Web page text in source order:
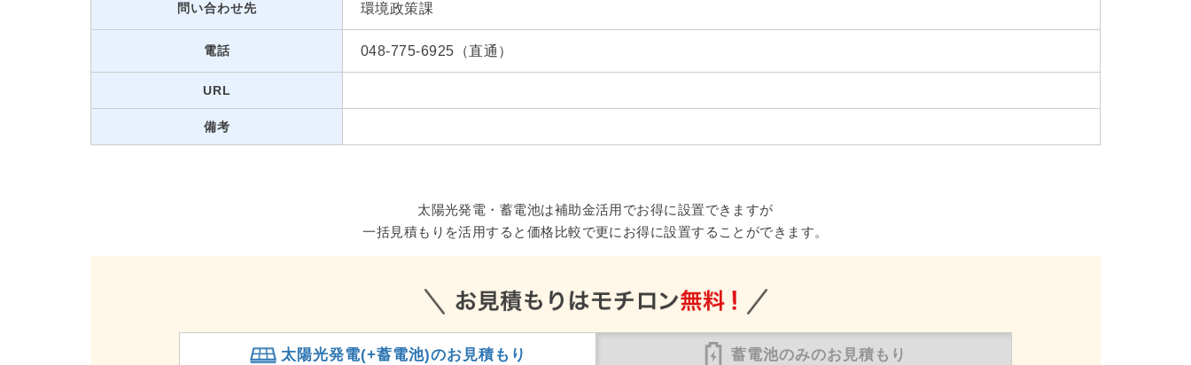
問い合わせ先 環境政策課
電話 048-775-6925（直通）
URL
備考
太陽光発電・蓄電池は補助金活用でお得に設置できますが
一括見積もりを活用すると価格比較で更にお得に設置することができます。
太陽光発電(+蓄電池)のお見積もり 蓄電池のみのお見積もり